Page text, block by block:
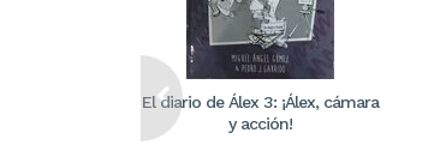
El diario de Álex 3: ¡Álex, cámara
y acción!